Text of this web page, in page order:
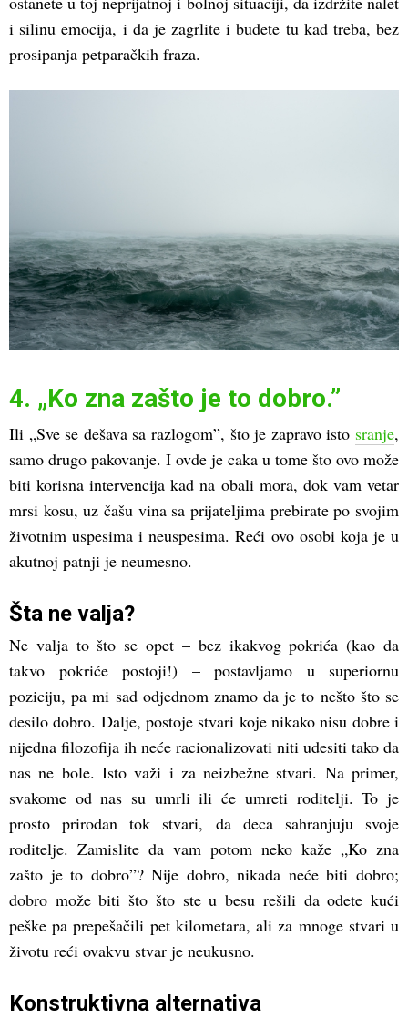
i silinu emocija, i da je zagrlite i budete tu kad treba, bez
prosipanja petparačkih fraza.
4. „Ko zna zašto je to dobro.”
Ili „Sve se dešava sa razlogom”, što je zapravo isto sranje,
samo drugo pakovanje. I ovde je caka u tome što ovo može
biti korisna intervencija kad na obali mora, dok vam vetar
mrsi kosu, uz čašu vina sa prijateljima prebirate po svojim
životnim uspesima i neuspesima. Reći ovo osobi koja je u
akutnoj patnji je neumesno.
Šta ne valja?
Ne valja to što se opet – bez ikakvog pokrića (kao da
takvo pokriće postoji!) – postavljamo u superiornu
poziciju, pa mi sad odjednom znamo da je to nešto što se
desilo dobro. Dalje, postoje stvari koje nikako nisu dobre i
nijedna filozofija ih neće racionalizovati niti udesiti tako da
nas ne bole. Isto važi i za neizbežne stvari. Na primer,
svakome od nas su umrli ili će umreti roditelji. To je
prosto prirodan tok stvari, da deca sahranjuju svoje
roditelje. Zamislite da vam potom neko kaže „Ko zna
zašto je to dobro”? Nije dobro, nikada neće biti dobro;
dobro može biti što što ste u besu rešili da odete kući
peške pa prepešačili pet kilometara, ali za mnoge stvari u
životu reći ovakvu stvar je neukusno.
Konstruktivna alternativa